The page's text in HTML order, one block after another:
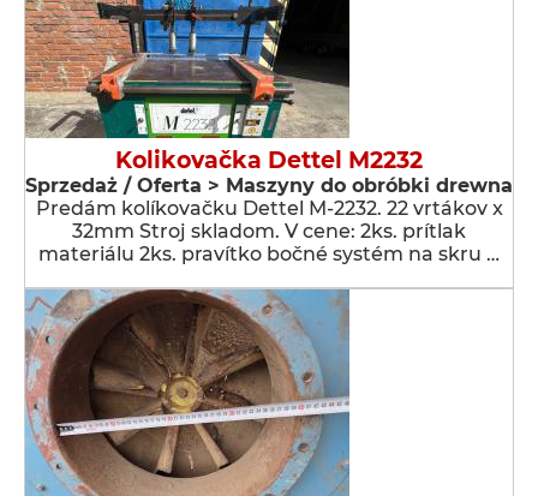
Kolikovačka Dettel M2232
Sprzedaż / Oferta > Maszyny do obróbki drewna
Predám kolíkovačku Dettel M-2232. 22 vrtákov x
32mm Stroj skladom. V cene: 2ks. prítlak
materiálu 2ks. pravítko bočné systém na skru …